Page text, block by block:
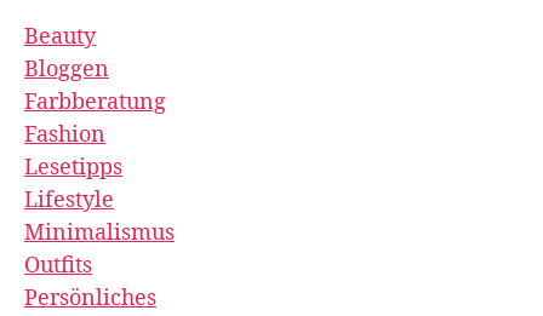
Beauty
Bloggen
Farbberatung
Fashion
Lesetipps
Lifestyle
Minimalismus
Outfits
Persönliches